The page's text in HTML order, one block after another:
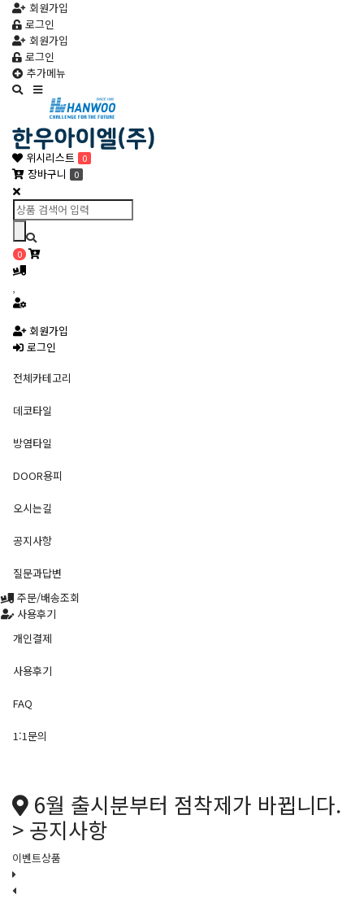
회원가입
로그인
회원가입
로그인
추가메뉴
Toggle
navigation
위시리스트 0
장바구니 0
0
회원가입
로그인
전체카테고리
데코타일
방염타일
DOOR용피
오시는길
공지사항
질문과답변
주문/배송조회
사용후기
개인결제
사용후기
FAQ
1:1문의
6월 출시분부터 점착제가 바뀝니다.
> 공지사항
이벤트상품